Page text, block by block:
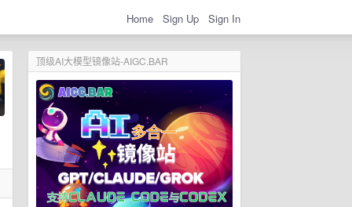
Home Sign Up Sign In
顶级AI大模型镜像站-AIGC.BAR